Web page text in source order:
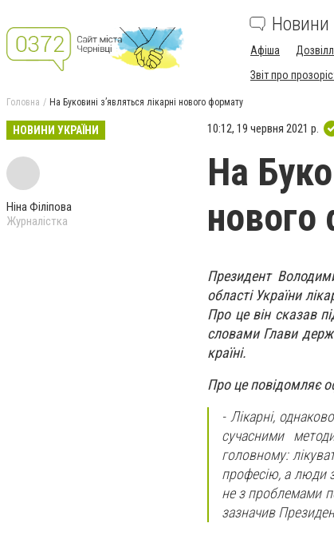
Новини
Афіша
Звіт про
Головна На Буковині з’являться лікарні нового формату
НОВИНИ УКРАЇНИ
Ніна Філіпова
Журналістка
10:12, 19 червня 2021 р.
На
Президент
області України
Про це він сказав
словами Глави
країні.
Про це повідомляє
- Лікарні,
сучасними
головному:
професію, а люди
не з проблемами
зазначив